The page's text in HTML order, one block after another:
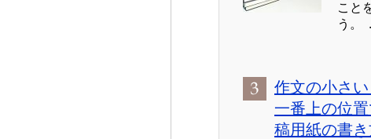
こと
う。
作文の小さ
一番上の位
稿用紙の書